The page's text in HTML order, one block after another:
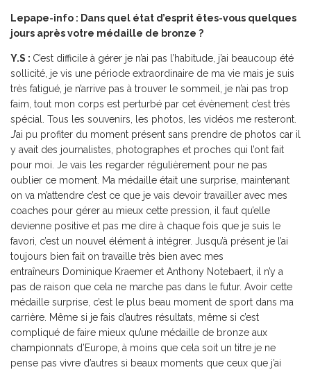
Lepape-info : Dans quel état d’esprit êtes-vous quelques
jours après votre médaille de bronze ?
Y.S : C’est difficile à gérer je n’ai pas l’habitude, j’ai beaucoup été
sollicité, je vis une période extraordinaire de ma vie mais je suis
très fatigué, je n’arrive pas à trouver le sommeil, je n’ai pas trop
faim, tout mon corps est perturbé par cet évènement c’est très
spécial. Tous les souvenirs, les photos, les vidéos me resteront.
J’ai pu profiter du moment présent sans prendre de photos car il
y avait des journalistes, photographes et proches qui l’ont fait
pour moi. Je vais les regarder régulièrement pour ne pas
oublier ce moment. Ma médaille était une surprise, maintenant
on va m’attendre c’est ce que je vais devoir travailler avec mes
coaches pour gérer au mieux cette pression, il faut qu’elle
devienne positive et pas me dire à chaque fois que je suis le
favori, c’est un nouvel élément à intégrer. Jusqu’à présent je l’ai
toujours bien fait on travaille très bien avec mes
entraîneurs Dominique Kraemer et Anthony Notebaert, il n’y a
pas de raison que cela ne marche pas dans le futur. Avoir cette
médaille surprise, c’est le plus beau moment de sport dans ma
carrière. Même si je fais d’autres résultats, même si c’est
compliqué de faire mieux qu’une médaille de bronze aux
championnats d’Europe, à moins que cela soit un titre je ne
pense pas vivre d’autres si beaux moments que ceux que j’ai